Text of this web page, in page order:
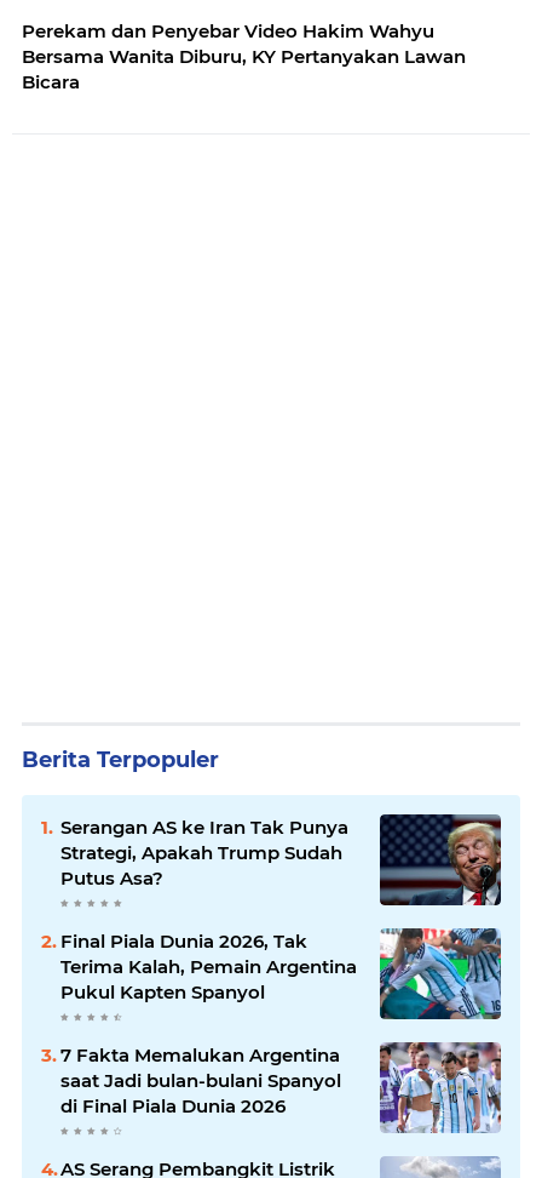
Perekam dan Penyebar Video Hakim Wahyu
Bersama Wanita Diburu, KY Pertanyakan Lawan
Bicara
Berita Terpopuler
Serangan AS ke Iran Tak Punya
Strategi, Apakah Trump Sudah
Putus Asa?
Final Piala Dunia 2026, Tak
Terima Kalah, Pemain Argentina
Pukul Kapten Spanyol
7 Fakta Memalukan Argentina
saat Jadi bulan-bulani Spanyol
di Final Piala Dunia 2026
AS Serang Pembangkit Listrik